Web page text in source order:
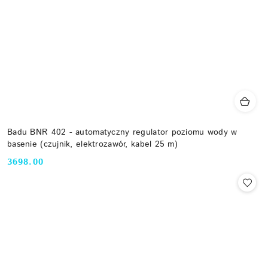
Badu BNR 402 - automatyczny regulator poziomu wody w
basenie (czujnik, elektrozawór, kabel 25 m)
Cena:
3698.00